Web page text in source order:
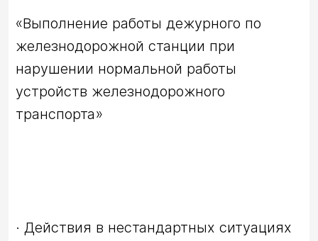
«Выполнение работы дежурного по
железнодорожной станции при
нарушении нормальной работы
устройств железнодорожного